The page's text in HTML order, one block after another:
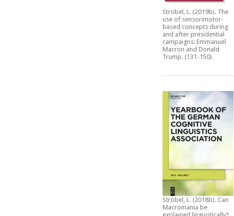
Ströbel, L. (2019b). The
use of sensorimotor-
based concepts during
and after presidential
campaigns: Emmanuel
Macron and Donald
Trump.(131-150)
Ströbel, L. (2018b). Can
Macromania be